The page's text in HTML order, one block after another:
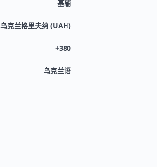
基辅
乌克兰格里夫纳 (UAH)
+380
乌克兰语